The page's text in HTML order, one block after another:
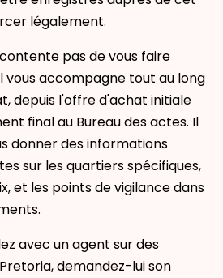
légalement.
pas de vous faire
vous accompagne tout au long
depuis l'offre d'achat initiale
final au Bureau des actes. Il
donner des informations
sur les quartiers spécifiques,
et les points de vigilance dans
avec un agent sur des
demandez-lui son